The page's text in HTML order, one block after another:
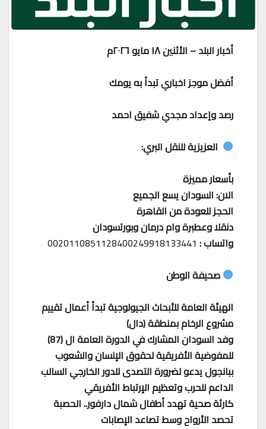
أخبار البلد – الأثنين ١٨ مايو ٢٠٢٦م
أفضل موجز اخباري تبدأ به يومك
رصد وإعداد مجدي شفيق احمد
العزيزية للنقل البري:
بأسعار مميزة
الان: السودان يسع الجميع
الحجز للعودة من القاهرة
دنقلا وعطبرة وام درمان وبورتسودان
واتساب : 0020110851128400249918133441
صحيفة الوطن
الهيئة العامة للأبحاث الجيولوجية تبدأ أعمال تقييم
مشروع الرخام بمنطقة (دال)
وفد السودان المشارك في الدورة العامة ال (87)
للمفوضية الأفريقية لحقوق الإنسان والشعوب
ببانجول يدعو لضرورة التصدى للدور الخارجي السالب
الداعم للحرب وتعظيم الإرتباط الأفريقي
كارثة صحية تهدد أطفال شمال دارفور.. الحصبة
تحصد الأرواح وسط تصاعد الإصابات